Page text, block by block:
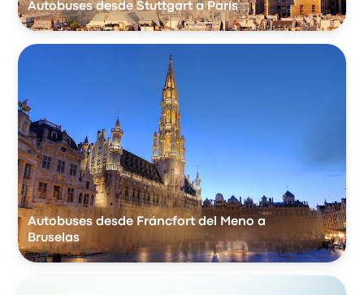
Autobuses desde Stuttgart a París
Autobuses desde Fráncfort del Meno a
Bruselas